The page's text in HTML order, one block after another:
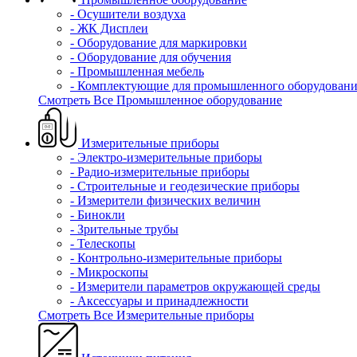
- Осушители воздуха
- ЖК Дисплеи
- Оборудование для маркировки
- Оборудование для обучения
- Промышленная мебель
- Комплектующие для промышленного
Смотреть Все Промышленное оборудование
Измерительные приборы
- Электро-измерительные приборы
- Радио-измерительные приборы
- Строительные и геодезические приборы
- Измерители физических величин
- Бинокли
- Зрительные трубы
- Телескопы
- Контрольно-измерительные приборы
- Микроскопы
- Измерители параметров окружающей среды
- Аксессуары и принадлежности
Смотреть Все Измерительные приборы